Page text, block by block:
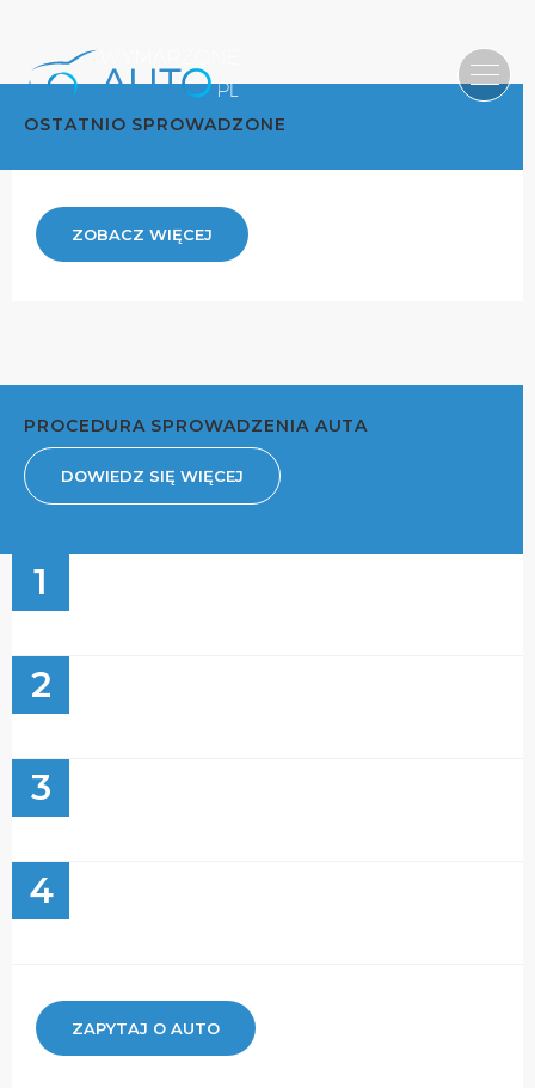
OSTATNIO SPROWADZONE
ZOBACZ WIĘCEJ
PROCEDURA SPROWADZENIA AUTA
DOWIEDZ SIĘ WIĘCEJ
1
2
3
4
ZAPYTAJ O AUTO